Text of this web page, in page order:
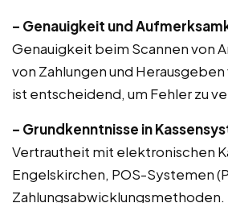
– Genauigkeit und
Genauigkeit beim Scannen von
von Zahlungen und
ist entscheidend, um Fehler zu
– Grundkenntnisse in
Vertrautheit mit elektronischen
Engelskirchen, POS-Systemen
Zahlungsabwicklungsmethoden.